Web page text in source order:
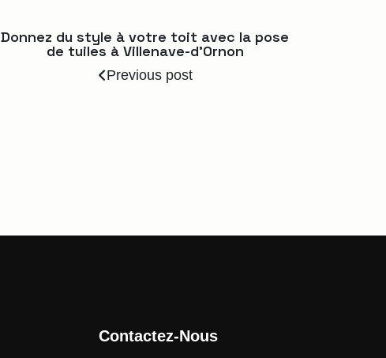
Donnez du style à votre toit avec la pose
de tuiles à Villenave-d’Ornon
Previous post
Contactez-Nous